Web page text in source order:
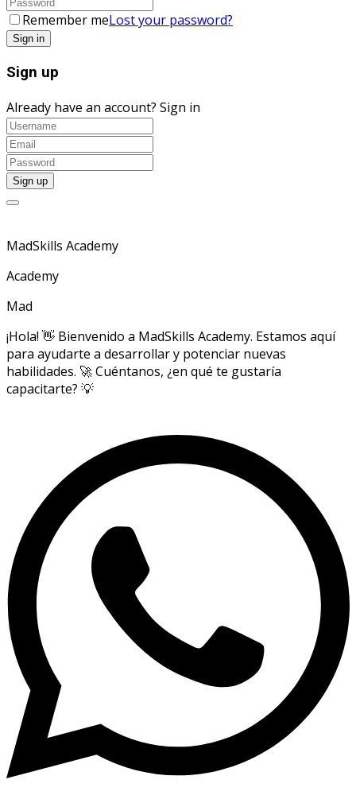
Remember meLost your password?
Sign up
Already have an account? Sign in
MadSkills Academy
Academy
Mad
¡Hola! 👋 Bienvenido a MadSkills Academy. Estamos aquí
para ayudarte a desarrollar y potenciar nuevas
habilidades. 🚀 Cuéntanos, ¿en qué te gustaría
capacitarte? 💡